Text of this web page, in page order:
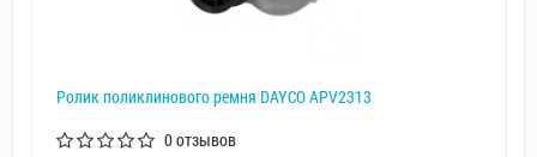
Ролик поликлинового ремня DAYCO APV2313
0 отзывов